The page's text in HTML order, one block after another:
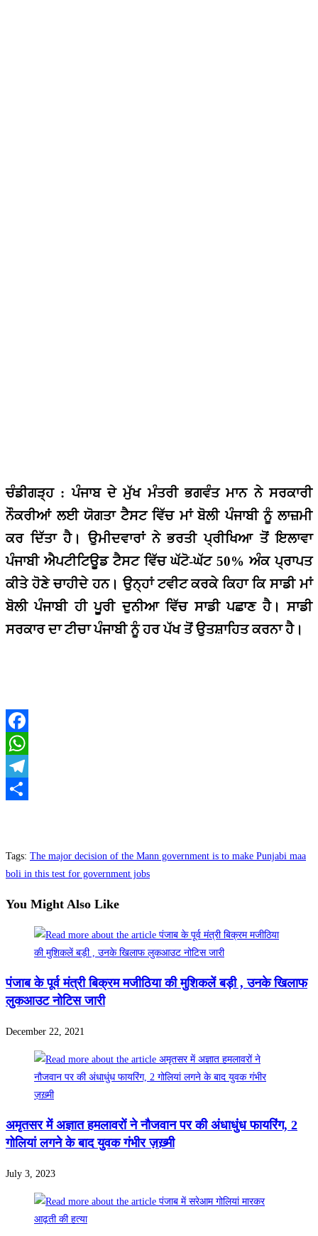
ਚੰਡੀਗੜ੍ਹ : ਪੰਜਾਬ ਦੇ ਮੁੱਖ ਮੰਤਰੀ ਭਗਵੰਤ ਮਾਨ ਨੇ ਸਰਕਾਰੀ
ਨੌਕਰੀਆਂ ਲਈ ਯੋਗਤਾ ਟੈਸਟ ਵਿੱਚ ਮਾਂ ਬੋਲੀ ਪੰਜਾਬੀ ਨੂੰ ਲਾਜ਼ਮੀ
ਕਰ ਦਿੱਤਾ ਹੈ। ਉਮੀਦਵਾਰਾਂ ਨੇ ਭਰਤੀ ਪ੍ਰੀਖਿਆ ਤੋਂ ਇਲਾਵਾ
ਪੰਜਾਬੀ ਐਪਟੀਟਿਊਡ ਟੈਸਟ ਵਿੱਚ ਘੱਟੋ-ਘੱਟ 50% ਅੰਕ ਪ੍ਰਾਪਤ
ਕੀਤੇ ਹੋਣੇ ਚਾਹੀਦੇ ਹਨ। ਉਨ੍ਹਾਂ ਟਵੀਟ ਕਰਕੇ ਕਿਹਾ ਕਿ ਸਾਡੀ ਮਾਂ
ਬੋਲੀ ਪੰਜਾਬੀ ਹੀ ਪੂਰੀ ਦੁਨੀਆ ਵਿੱਚ ਸਾਡੀ ਪਛਾਣ ਹੈ। ਸਾਡੀ
ਸਰਕਾਰ ਦਾ ਟੀਚਾ ਪੰਜਾਬੀ ਨੂੰ ਹਰ ਪੱਖ ਤੋਂ ਉਤਸ਼ਾਹਿਤ ਕਰਨਾ ਹੈ।
Facebook
WhatsApp
Telegram
Tags: The major decision of the Mann government is to make Punjabi maa
boli in this test for government jobs
You Might Also Like
पंजाब के पूर्व मंत्री बिक्रम मजीठिया की मुशिकलें बड़ी , उनके खिलाफ
लुकआउट नोटिस जारी
December 22, 2021
अमृतसर में अज्ञात हमलावरों ने नौजवान पर की अंधाधुंध फायरिंग, 2
गोलियां लगने के बाद युवक गंभीर ज़ख़्मी
July 3, 2023